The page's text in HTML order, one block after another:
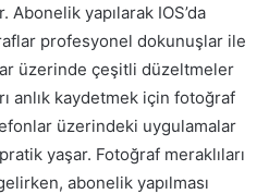
yapılarak IOS’da
profesyonel dokunuşlar ile
üzerinde çeşitli düzeltmeler
anlık kaydetmek için fotoğraf
üzerindeki uygulamalar
yaşar. Fotoğraf meraklıları
abonelik yapılması